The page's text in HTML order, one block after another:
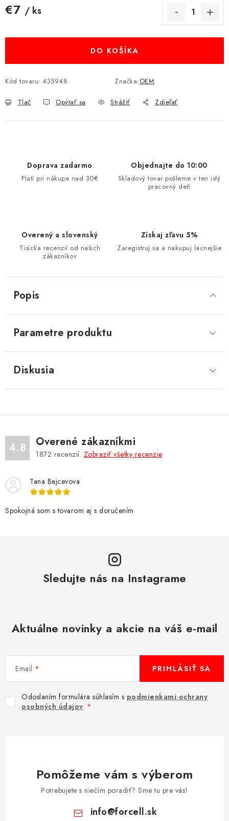
Obchodné podmienky
Podmienky ochrany osobných údajov
Reklamácia Kontakty
€7 / ks
DO KOŠÍKA
Kód tovaru: 435948 Značka:OEM
Tlač Opýtať sa Strážiť Zdieľať
Doprava zadarmo
Platí pri nákupe nad 30€
Objednajte do 10:00
Skladový tovar pošleme v ten istý
pracovný deň
Overený a slovenský
Tisícka recenzií od našich
zákazníkov
Získaj zľavu 5%
Zaregistruj sa a nakupuj lacnejšie
Popis
Parametre produktu
Diskusia
4.8 Overené zákazníkmi
1872 recenzií. Zobraziť všetky recenzie
Tana Bajcevova
Spokojná som s tovarom aj s doručením
Sledujte nás na Instagrame
Aktuálne novinky a akcie na váš e-mail
Email
Odoslaním formulára súhlasím s podmienkami ochrany
osobných údajov.
PRIHLÁSIŤ SA
Pomôžeme vám s výberom
Potrebujete s niečím poradiť? Sme tu pre vás!
info@forcell.sk